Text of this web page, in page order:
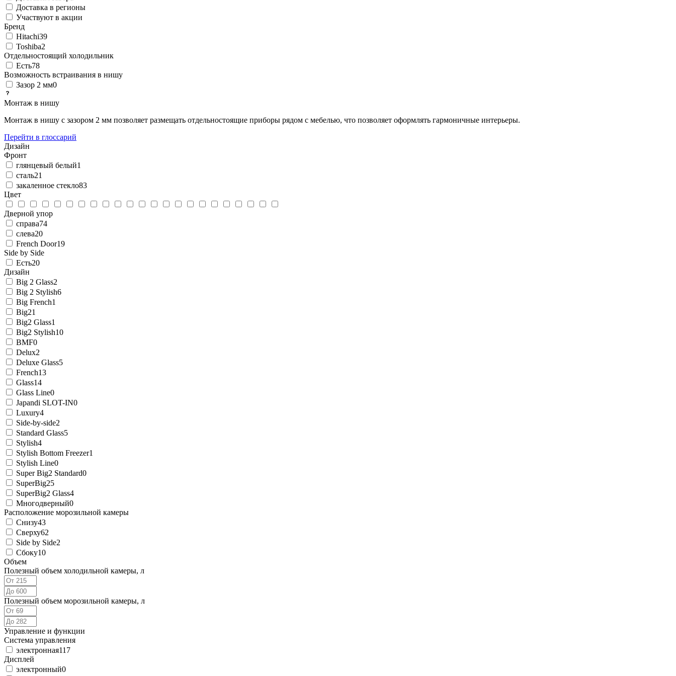
Доставка в регионы
Участвуют в акции
Бренд
Hitachi39
Toshiba2
Отдельностоящий холодильник
Есть78
Возможность встраивания в нишу
Зазор 2 мм0
Монтаж в нишу
Монтаж в нишу с зазором 2 мм позволяет размещать отдельностоящие приборы рядом с мебелью, что позволяет оформлять гармоничные интерьеры.
Перейти в глоссарий
Дизайн
Фронт
глянцевый белый1
сталь21
закаленное стекло83
Цвет
Дверной упор
справа74
слева20
French Door19
Side by Side
Есть20
Дизайн
Big 2 Glass2
Big 2 Stylish6
Big French1
Big21
Big2 Glass1
Big2 Stylish10
BMF0
Delux2
Deluxe Glass5
French13
Glass14
Glass Line0
Japandi SLOT-IN0
Luxury4
Side-by-side2
Standard Glass5
Stylish4
Stylish Bottom Freezer1
Stylish Line0
Super Big2 Standard0
SuperBig25
SuperBig2 Glass4
Многодверный0
Расположение морозильной камеры
Снизу43
Сверху62
Side by Side2
Сбоку10
Объем
Полезный объем холодильной камеры, л
Полезный объем морозильной камеры, л
Управление и функции
Система управления
электронная117
Дисплей
электронный0